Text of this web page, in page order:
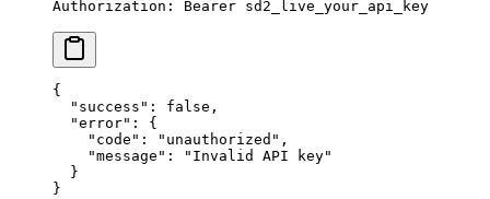
Authorization : Bearer sd2_live_your_api_key
{
  "success"
: false ,
  "error"
: {
    "code"
: "unauthorized" ,
    "message"
:
"Invalid API key"
  }
}